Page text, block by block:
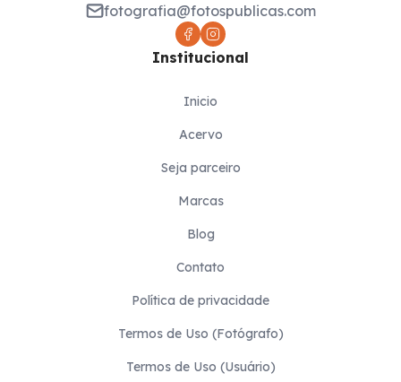
fotografia@fotospublicas.com
Institucional
Inicio
Acervo
Seja parceiro
Marcas
Blog
Contato
Política de privacidade
Termos de Uso (Fotógrafo)
Termos de Uso (Usuário)